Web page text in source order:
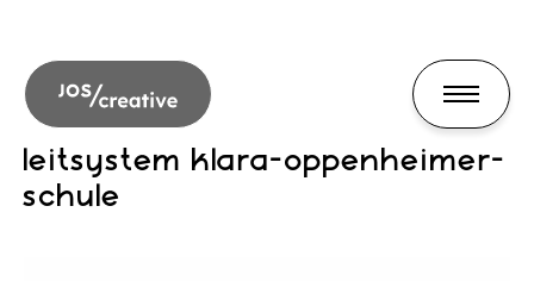
leitsystem klara-oppenheimer-
schule